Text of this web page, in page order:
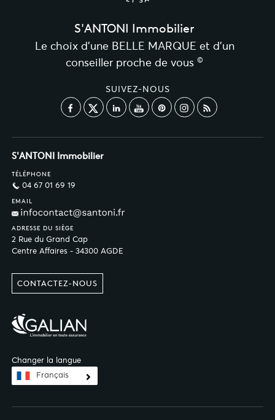
S'ANTONI Immobilier
Le choix d’une BELLE MARQUE et d’un
conseiller proche de vous ©
SUIVEZ-NOUS
S'ANTONI Immobilier
TÉLÉPHONE
04 67 01 69 19
EMAIL
ADRESSE DU SIÈGE
2 Rue du Grand Cap
Centre Affaires - 34300 AGDE
CONTACTEZ-NOUS
Changer la langue
Français